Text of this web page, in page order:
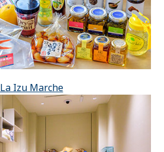
La Izu Marche